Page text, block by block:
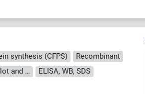
synthesis (CFPS)
Recombinant
approximately 70-80 % as determined by SDS PAGE, Western Blot and analytical SEC (HPLC).
ELISA, WB, SDS